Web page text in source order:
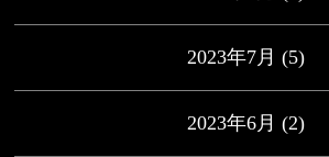
2023年7月 (5)
2023年6月 (2)